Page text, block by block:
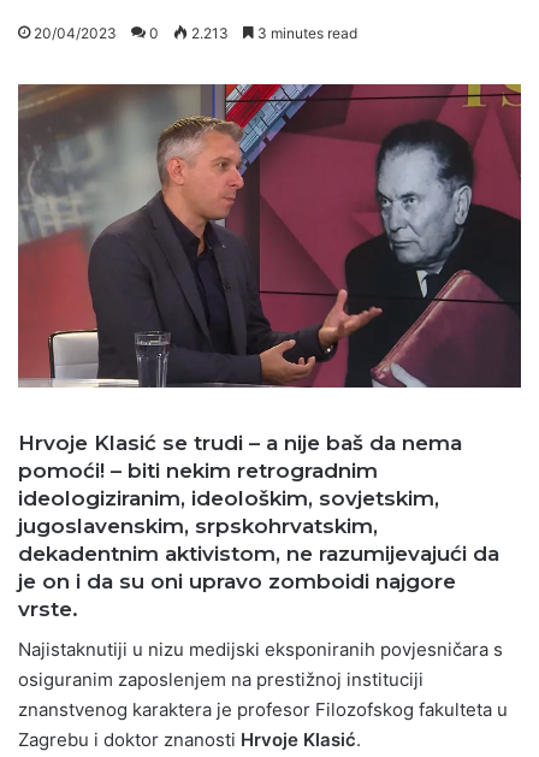
20/04/2023 0 2.213 3 minutes read
Hrvoje Klasić se trudi – a nije baš da nema
pomoći! – biti nekim retrogradnim
ideologiziranim, ideološkim, sovjetskim,
jugoslavenskim, srpskohrvatskim,
dekadentnim aktivistom, ne razumijevajući da
je on i da su oni upravo zomboidi najgore
vrste.
Najistaknutiji u nizu medijski eksponiranih povjesničara s
osiguranim zaposlenjem na prestižnoj instituciji
znanstvenog karaktera je profesor Filozofskog fakulteta u
Zagrebu i doktor znanosti Hrvoje Klasić.